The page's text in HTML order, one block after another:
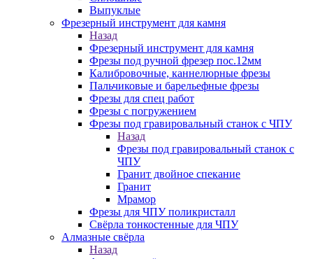
Выпуклые
Фрезерный инструмент для камня
Назад
Фрезерный инструмент для камня
Фрезы под ручной фрезер пос.12мм
Калибровочные, каннелюрные фрезы
Пальчиковые и барельефные фрезы
Фрезы для спец работ
Фрезы с погружением
Фрезы под гравировальный станок с ЧПУ
Назад
Фрезы под гравировальный станок с
ЧПУ
Гранит двойное спекание
Гранит
Мрамор
Фрезы для ЧПУ поликристалл
Свёрла тонкостенные для ЧПУ
Алмазные свёрла
Назад